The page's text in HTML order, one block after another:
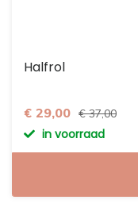
Halfrol
€ 29,00 € 37,00
in voorraad